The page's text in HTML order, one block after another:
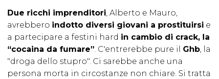
Due ricchi imprenditori, Alberto e Mauro,
avrebbero indotto diversi giovani a prostituirsi e
a partecipare a festini hard in cambio di crack, la
“cocaina da fumare”. C'entrerebbe pure il Ghb, la
"droga dello stupro". Ci sarebbe anche una
persona morta in circostanze non chiare. Si tratta